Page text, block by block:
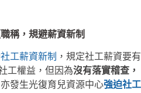
稱，規避薪資新制
社工薪資新制 ，規定社工薪資要有
工權益，但因為沒有落實稽查，
亦發生光復育兒資源中心強迫社工